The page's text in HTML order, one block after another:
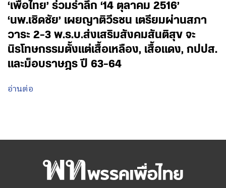
‘เพื่อไทย’ ร่วมรำลึก ‘14 ตุลาคม 2516’
‘นพ.เชิดชัย’ เผยญาติวีรชน เตรียมผ่านสภา
วาระ 2-3 พ.ร.บ.ส่งเสริมสังคมสันติสุข จะ
นิรโทษกรรมตั้งแต่เสื้อเหลือง, เสื้อแดง, กปปส.
และม็อบราษฎร ปี 63-64
อ่านต่อ